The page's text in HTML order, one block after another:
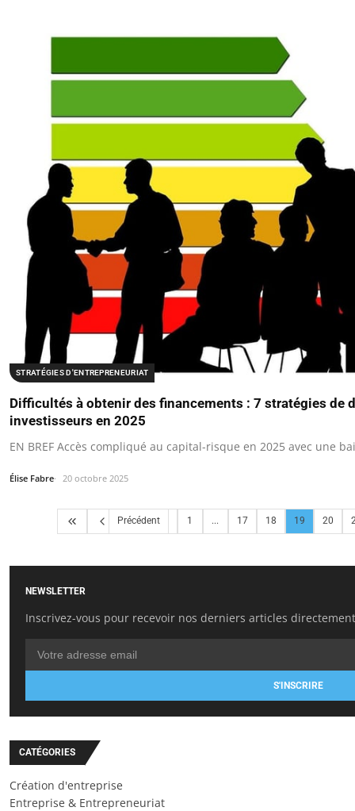
STRATÉGIES D'ENTREPRENEURIAT
Difficultés à obtenir des financements : 7 stratégies de
investisseurs en 2025
EN BREF Accès compliqué au capital-risque en 2025 avec une
Élise Fabre 20 octobre 2025
Précédent 1 ... 17 18 19 20
NEWSLETTER
Inscrivez-vous pour recevoir nos derniers articles
S'INSCRIRE
CATÉGORIES
Création d'entreprise
Entreprise & Entrepreneuriat